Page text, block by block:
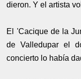
dieron. Y el artista
El 'Cacique de la
de Valledupar el
concierto lo había